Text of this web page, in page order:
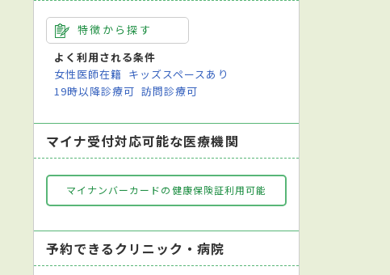
特徴から探す
よく利用される条件
女性医師在籍 キッズスペースあり
19時以降診療可 訪問診療可
マイナ受付対応可能な医療機関
マイナンバーカードの健康保険証利用可能
予約できるクリニック・病院